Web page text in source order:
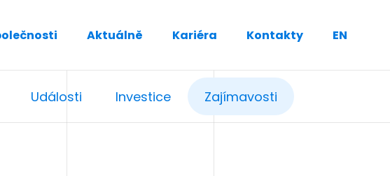
Aktuálně Kariéra Kontakty EN
Události Investice Zajímavosti